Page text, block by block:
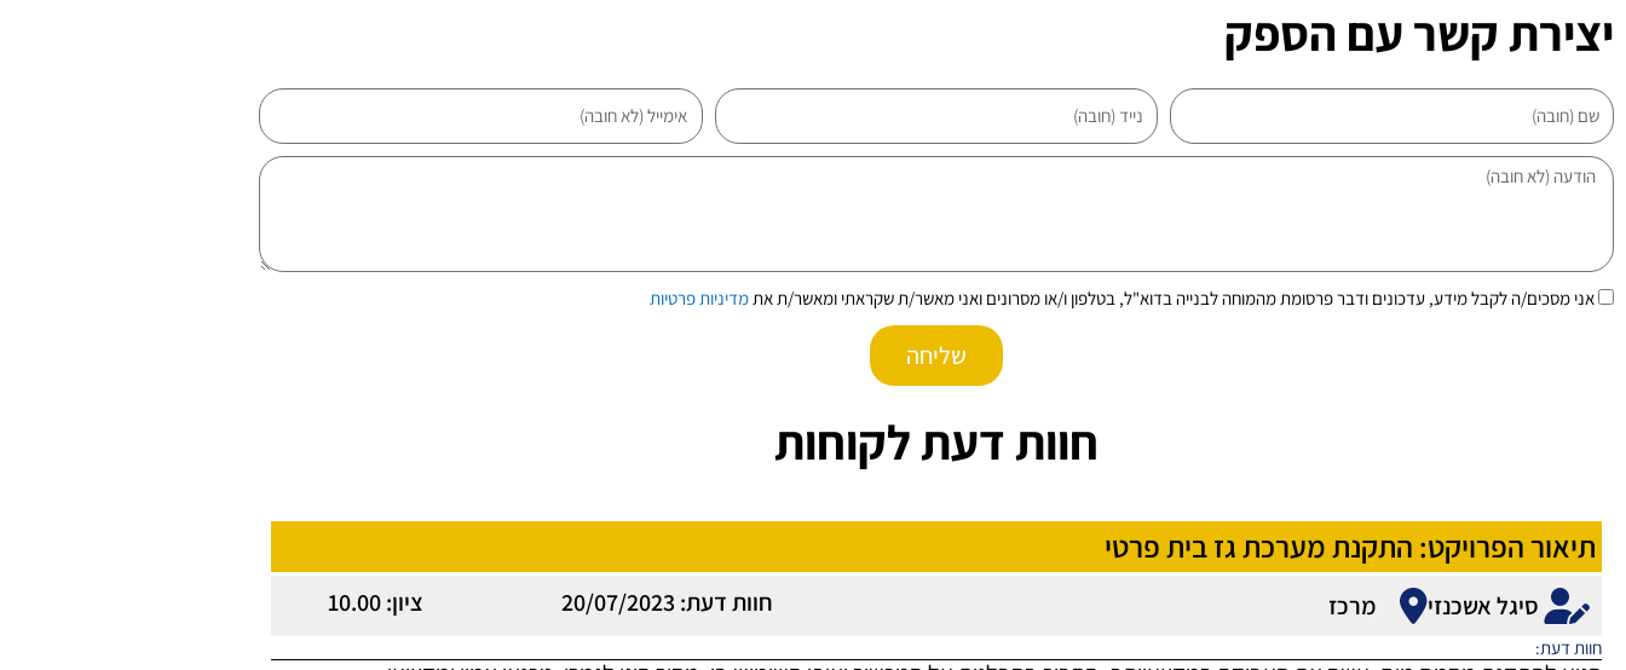
יצירת קשר עם הספק
שם נייד אימייל
הודעה
הסכמה
אני מסכים/ה לקבל מידע, עדכונים ודבר פרסומת מהמוחה לבנייה בדוא"ל, בטלפון ו/או מסרונים ואני מאשר/ת שקראתי ומאשר/ת את מדיניות פרטיות
שליחה
חוות דעת לקוחות
תיאור הפרויקט: התקנת מערכת גז בית פרטי
סיגל אשכנזי מרכז חוות דעת: 20/07/2023 ציון: 10.00
חוות דעת: